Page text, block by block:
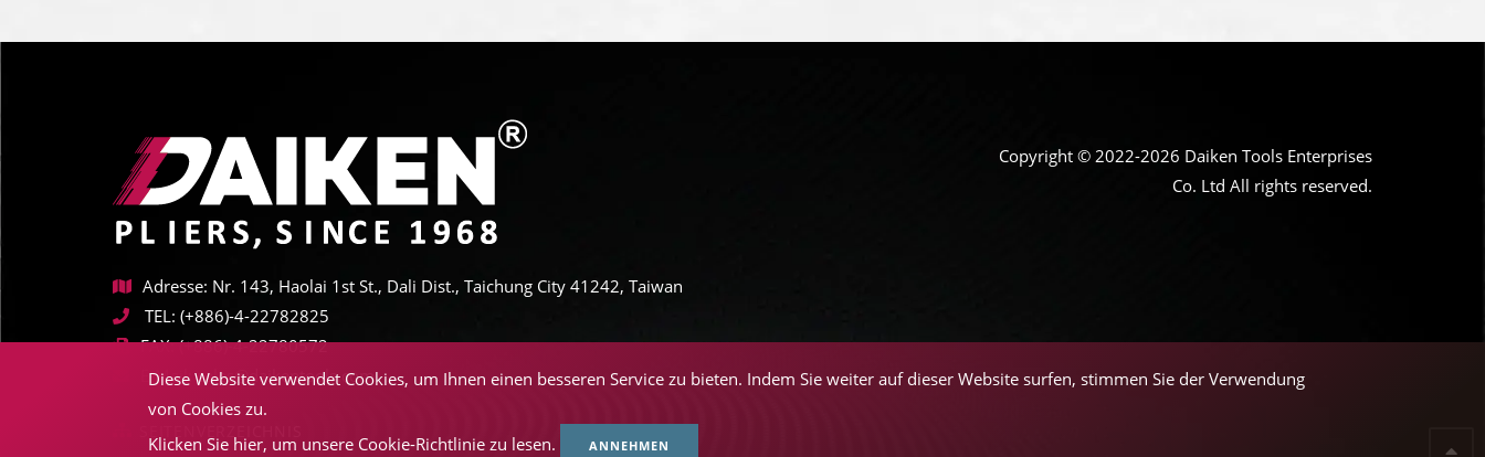
Adresse: Nr. 143, Haolai 1st St., Dali Dist., Taichung City 41242, Taiwan
TEL: (+886)-4-22782825
FAX: (+886)-4-22780572
E-Mail: sales@daikentools.com
Copyright © 2022-2026 Daiken Tools Enterprises
Co. Ltd All rights reserved.
Diese Website verwendet Cookies, um Ihnen einen besseren Service zu bieten. Indem Sie weiter auf dieser Website surfen, stimmen Sie der Verwendung
von Cookies zu.
Klicken Sie hier, um unsere Cookie-Richtlinie zu lesen.
ANNEHMEN